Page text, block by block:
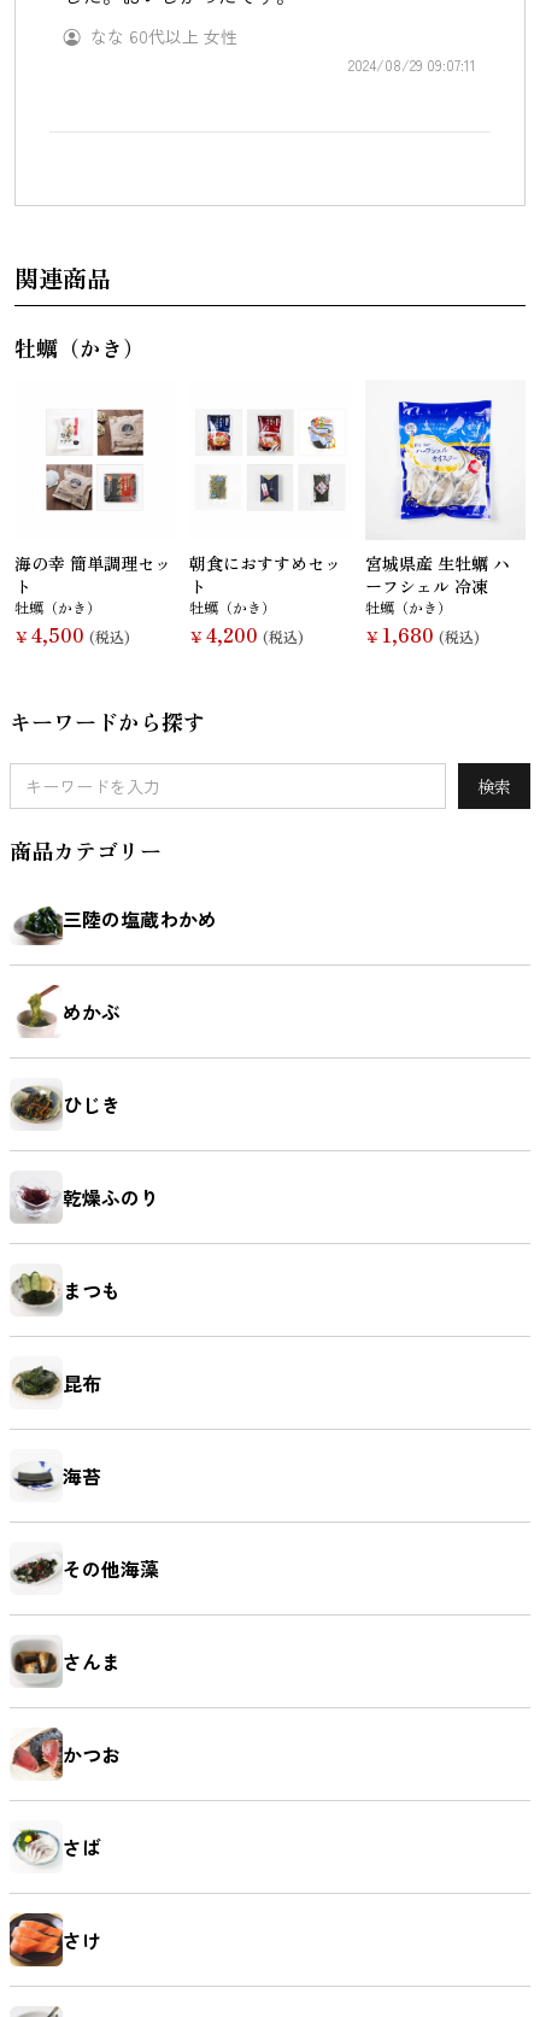
キーワードから探す
検索
商品カテゴリー
三陸の塩蔵わかめ
めかぶ
ひじき
乾燥ふのり
まつも
昆布
海苔
その他海藻
さんま
かつお
さば
さけ
なな 60代以上 女性
2024/08/29 09:07:11
関連商品
牡蠣（かき）
海の幸 簡単調理セッ
ト
牡蠣（かき）
￥4,500 (税込)
朝食におすすめセッ
ト
牡蠣（かき）
￥4,200 (税込)
宮城県産 生牡蠣 ハ
ーフシェル 冷凍
牡蠣（かき）
￥ 1,680 (税込)